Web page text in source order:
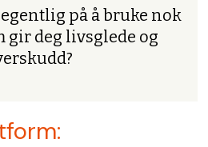
på å bruke nok
gir deg livsglede og